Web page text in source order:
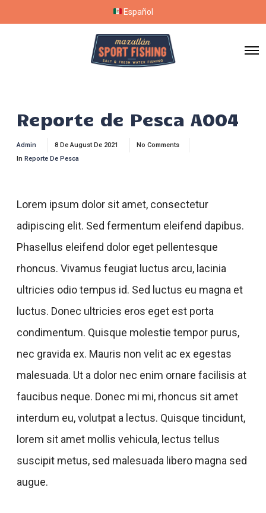
Español
Reporte de Pesca A004
Admin 8 De August De 2021
No Comments
In Reporte De Pesca
Lorem ipsum dolor sit amet, consectetur
adipiscing elit. Sed fermentum eleifend dapibus.
Phasellus eleifend dolor eget pellentesque
rhoncus. Vivamus feugiat luctus arcu, lacinia
ultricies odio tempus id. Sed luctus eu magna et
luctus. Donec ultricies eros eget est porta
condimentum. Quisque molestie tempor purus,
nec gravida ex. Mauris non velit ac ex egestas
malesuada. Ut a dolor nec enim ornare facilisis at
faucibus neque. Donec mi mi, rhoncus sit amet
interdum eu, volutpat a lectus. Quisque tincidunt,
lorem sit amet mollis vehicula, lectus tellus
suscipit metus, sed malesuada libero magna sed
augue.